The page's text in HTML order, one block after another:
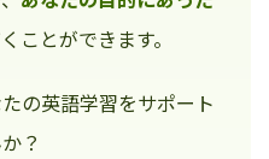
ことができます。
の英語学習をサポート
？